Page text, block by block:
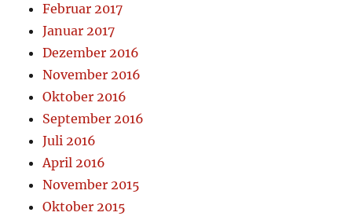
Februar 2017
Januar 2017
Dezember 2016
November 2016
Oktober 2016
September 2016
Juli 2016
April 2016
November 2015
Oktober 2015